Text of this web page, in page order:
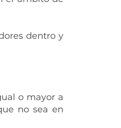
dentro y
o mayor a
no sea en